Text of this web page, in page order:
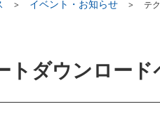
イベント・お知らせ テ
トダウンロー